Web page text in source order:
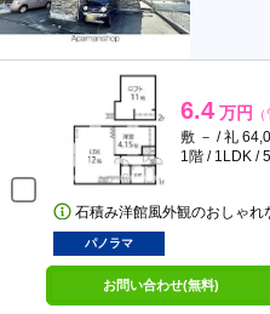
6.4 万円
敷 － / 礼
1階 / 1LDK /
石積み洋館風外観のおしゃれ
パノラマ
お問い合わせ(無料)